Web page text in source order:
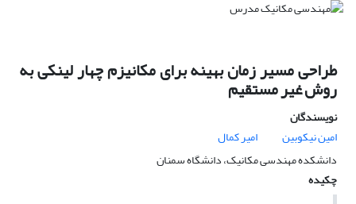
طراحی مسیر زمان بهینه برای مکانیزم چهار لینکی به
روش غیر مستقیم
نویسندگان
امین نیکوبین
امیر کمال
دانشکده مهندسی مکانیک، دانشگاه سمنان
چکیده